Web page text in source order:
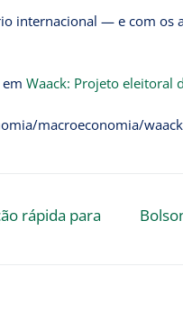
internacional — e com os
Waack: Projeto eleitoral
macroeconomia/
rápida para